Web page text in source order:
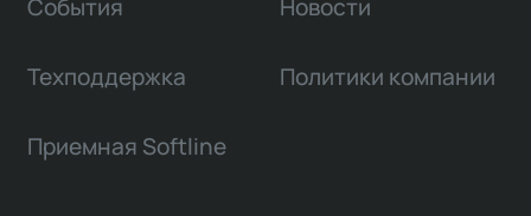
События Новости
Техподдержка Политики компании
Приемная Softline